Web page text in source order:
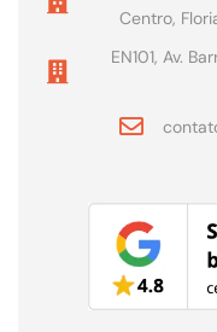
Centro,
EN101, Av.